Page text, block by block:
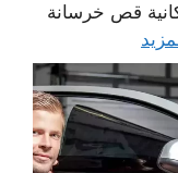
قص خرسانة